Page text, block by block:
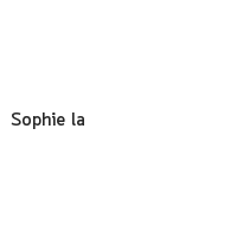
Sophie la